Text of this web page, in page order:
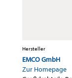
Hersteller
EMCO GmbH
Zur Homepage